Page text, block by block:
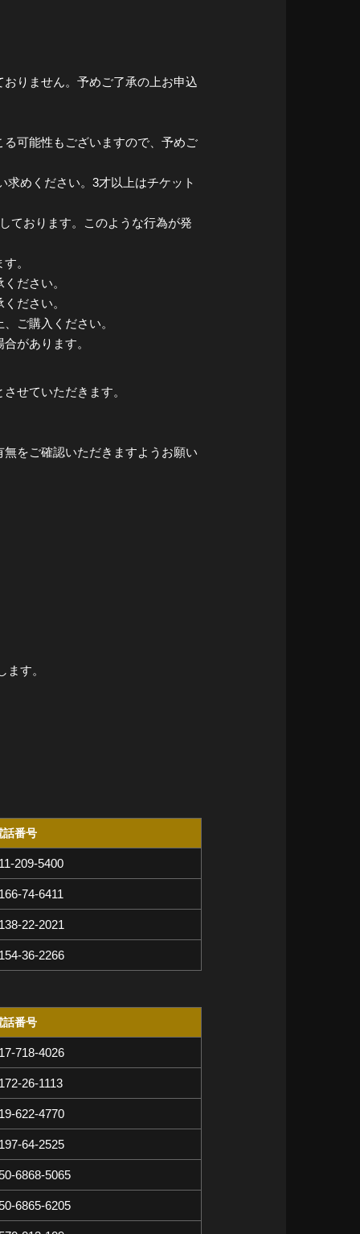
りません。予めご了承の上お申込
可能性もございますので、予めご
めください。3才以上はチケット
ております。このような行為が発
。
ださい。
ださい。
ご購入ください。
があります。
せていただきます。
をご確認いただきますようお願い
す。
話番号
209-5400
74-6411
22-2021
36-2266
話番号
718-4026
26-1113
622-4770
64-2525
6868-5065
6865-6205